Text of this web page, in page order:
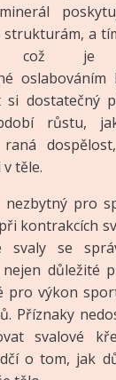
a
což je
si dostatečný
růstu,
raná
těle.
nezbytný pro
kontrakcích
svaly se
důležité
pro výkon
Příznaky
svalové
o tom, jak